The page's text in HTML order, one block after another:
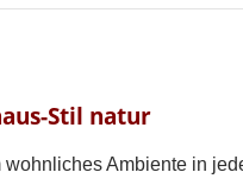
Stil natur
Ambiente in